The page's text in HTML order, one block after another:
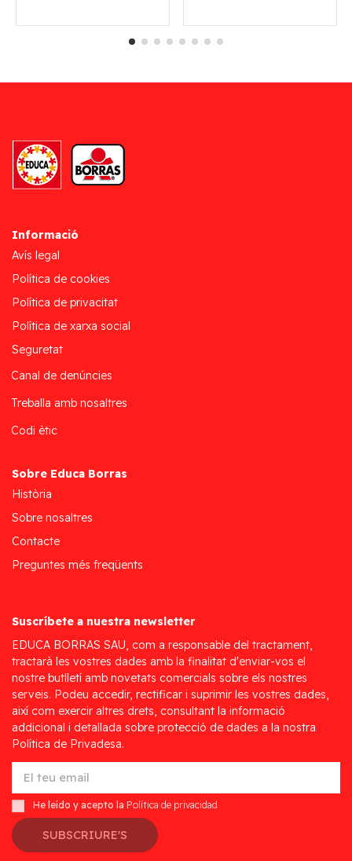
Informació
Avís legal
Política de cookies
Política de privacitat
Política de xarxa social
Seguretat
Canal de denúncies
Treballa amb nosaltres
Codi ètic
Sobre Educa Borras
Història
Sobre nosaltres
Contacte
Preguntes més freqüents
Suscríbete a nuestra newsletter
EDUCA BORRAS SAU, com a responsable del tractament,
tractarà les vostres dades amb la finalitat d'enviar-vos el
nostre butlletí amb novetats comercials sobre els nostres
serveis. Podeu accedir, rectificar i suprimir les vostres dades,
així com exercir altres drets, consultant la informació
addicional i detallada sobre protecció de dades a la nostra
Política de Privadesa.
He leído y acepto la Política de privacidad
SUBSCRIURE'S